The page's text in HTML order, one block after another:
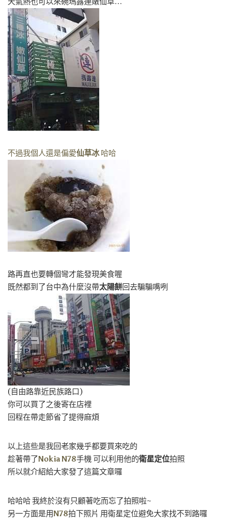
不過我個人還是偏愛仙草冰哈哈
路再直也要轉個彎才能發現美食喔
既然都到了台中為什麼沒帶太陽餅回去騙騙嘴咧
(自由路靠近民族路口)
你可以買了之後寄在店裡
回程在帶走節省了提得麻煩
以上這些是我回老家幾乎都要買來吃的
趁著帶了Nokia N78手機 可以利用他的衛星定位拍照
所以就介紹給大家發了這篇文章囉
哈哈哈 我終於沒有只顧著吃而忘了拍照啦~
另一方面是用N78拍下照片 用衛星定位避免大家找不到路囉